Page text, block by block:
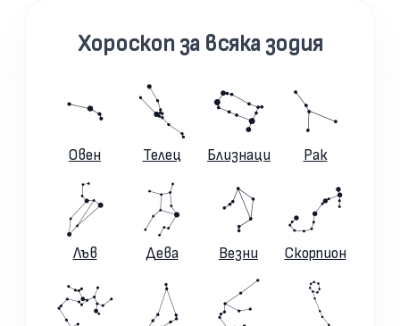
Хороскоп за всяка зодия
Овен Телец Близнаци Рак
Лъв Дева Везни Скорпион